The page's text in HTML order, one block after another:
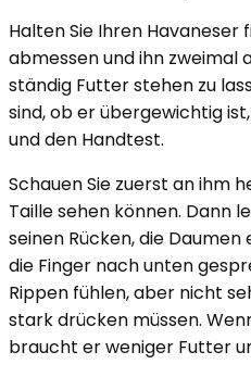
Halten Sie Ihren Havaneser
abmessen und ihn
ständig Futter stehen zu
sind, ob er übergewichtig
und den Handtest.
Schauen Sie zuerst an ihm
Taille sehen können. Dann
seinen Rücken, die
die Finger nach unten
Rippen fühlen, aber nicht
stark drücken müssen.
braucht er weniger Futter